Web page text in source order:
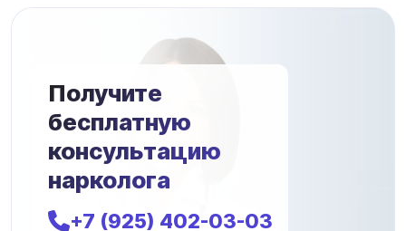
Получите
бесплатную
консультацию
нарколога
+7 (925) 402-03-03